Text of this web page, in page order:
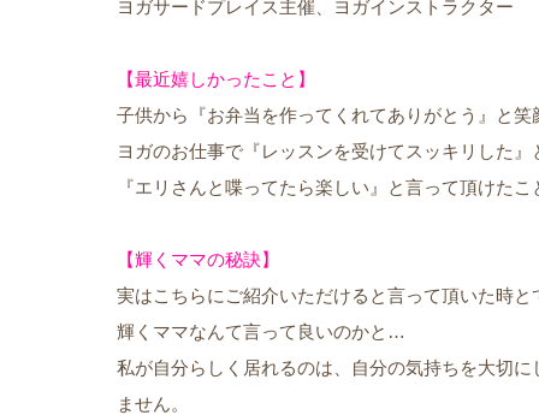
ヨガサードプレイス主催、ヨガインストラクター
【最近嬉しかったこと】
子供から『お弁当を作ってくれてありがとう』と
ヨガのお仕事で『レッスンを受けてスッキリした
『エリさんと喋ってたら楽しい』と言って頂けたこ
【輝くママの秘訣】
実はこちらにご紹介いただけると言って頂いた時と
輝くママなんて言って良いのかと…
私が自分らしく居れるのは、自分の気持ちを大切
ません。